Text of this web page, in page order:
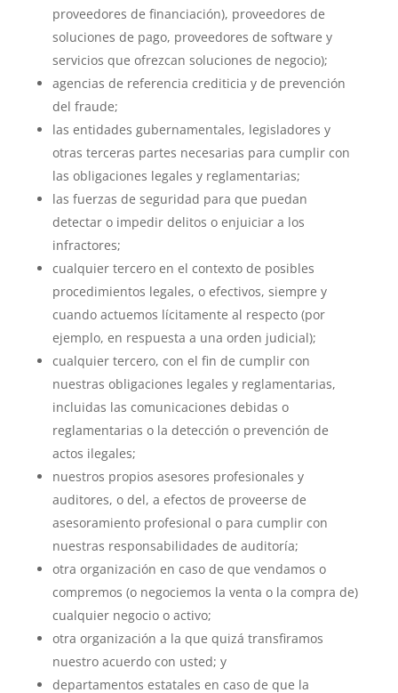
proveedores de financiación), proveedores de
soluciones de pago, proveedores de software y
servicios que ofrezcan soluciones de negocio);
agencias de referencia crediticia y de prevención
del fraude;
las entidades gubernamentales, legisladores y
otras terceras partes necesarias para cumplir con
las obligaciones legales y reglamentarias;
las fuerzas de seguridad para que puedan
detectar o impedir delitos o enjuiciar a los
infractores;
cualquier tercero en el contexto de posibles
procedimientos legales, o efectivos, siempre y
cuando actuemos lícitamente al respecto (por
ejemplo, en respuesta a una orden judicial);
cualquier tercero, con el fin de cumplir con
nuestras obligaciones legales y reglamentarias,
incluidas las comunicaciones debidas o
reglamentarias o la detección o prevención de
actos ilegales;
nuestros propios asesores profesionales y
auditores, o del, a efectos de proveerse de
asesoramiento profesional o para cumplir con
nuestras responsabilidades de auditoría;
otra organización en caso de que vendamos o
compremos (o negociemos la venta o la compra de)
cualquier negocio o activo;
otra organización a la que quizá transfiramos
nuestro acuerdo con usted; y
departamentos estatales en caso de que la